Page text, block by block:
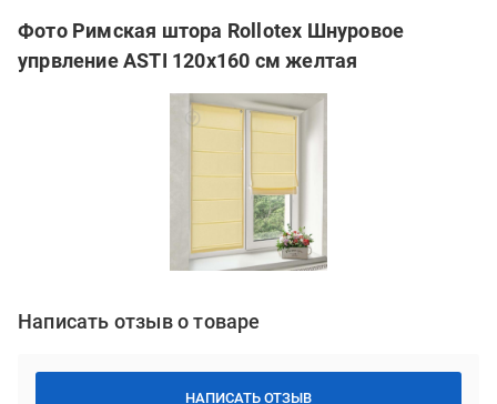
Фото Римская штора Rollotex Шнуровое
упрвление ASTI 120x160 см желтая
Написать отзыв о товаре
НАПИСАТЬ ОТЗЫВ